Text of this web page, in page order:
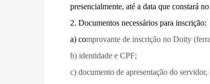
presencialmente, até a data que constará
2. Documentos necessários para inscrição:
a) comprovante de inscrição no Doity
b) identidade e CPF;
c) documento de apresentação do